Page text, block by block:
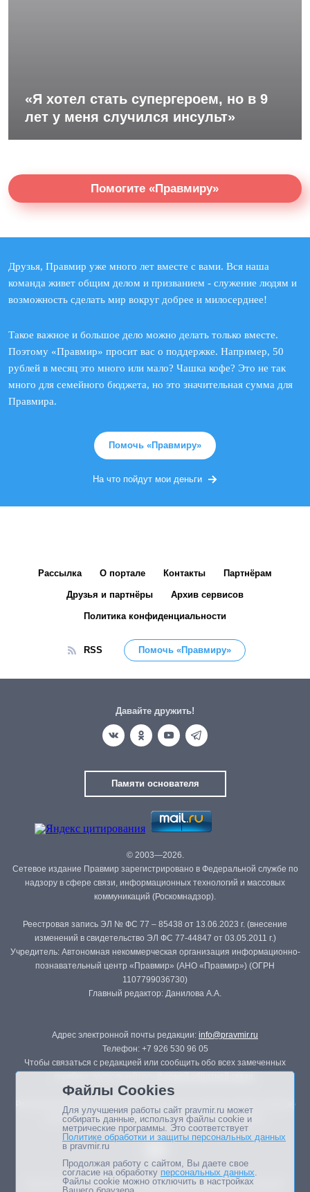
«Я хотел стать супергероем, но в 9
лет у меня случился инсульт»
Помогите «Правмиру»
Друзья, Правмир уже много лет вместе с вами. Вся наша
команда живет общим делом и призванием - служение людям и
возможность сделать мир вокруг добрее и милосерднее!
Такое важное и большое дело можно делать только вместе.
Поэтому «Правмир» просит вас о поддержке. Например, 50
рублей в месяц это много или мало? Чашка кофе? Это не так
много для семейного бюджета, но это значительная сумма для
Правмира.
Помочь «Правмиру»
На что пойдут мои деньги
Рассылка О портале Контакты Партнёрам
Друзья и партнёры Архив сервисов
Политика конфиденциальности
RSS Помочь «Правмиру»
Давайте дружить!
Памяти основателя
© 2003—2026.
Сетевое издание Правмир зарегистрировано в Федеральной службе по
надзору в сфере связи, информационных технологий и массовых
коммуникаций (Роскомнадзор).
Реестровая запись ЭЛ № ФС 77 – 85438 от 13.06.2023 г. (внесение
изменений в свидетельство ЭЛ ФС 77-44847 от 03.05.2011 г.)
Учредитель: Автономная некоммерческая организация информационно-
познавательный центр «Правмир» (АНО «Правмир») (ОГРН
1107799036730)
Главный редактор: Данилова А.А.
Адрес электронной почты редакции: info@pravmir.ru
Телефон: +7 926 530 96 05
Чтобы связаться с редакцией или сообщить обо всех замеченных
Републикация материалов сайта в печатных изданиях (книгах, прессе)
возможна только с письменного разрешения редакции.
Мнение авторов статей портала может не совпадать с позицией
Файлы Cookies
Для улучшения работы сайт pravmir.ru может
собирать данные, используя файлы cookie и
метрические программы. Это соответствует
Политике обработки и защиты персональных данных
в pravmir.ru
Продолжая работу с сайтом, Вы даете свое
согласие на обработку персональных данных.
Файлы cookie можно отключить в настройках